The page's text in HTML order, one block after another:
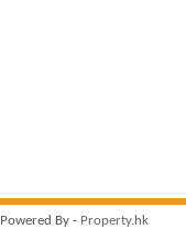
Powered By - Property.hk